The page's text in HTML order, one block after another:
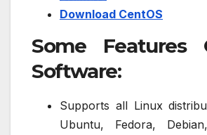
Download CentOS
Some Features
Software:
Supports all Linux
Ubuntu, Fedora,